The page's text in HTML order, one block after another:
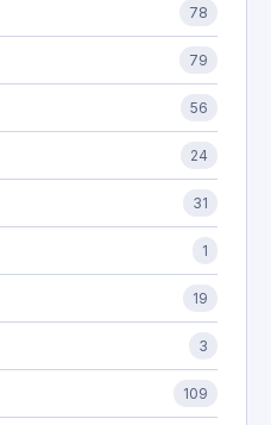
78
79
56
24
31
1
19
3
109